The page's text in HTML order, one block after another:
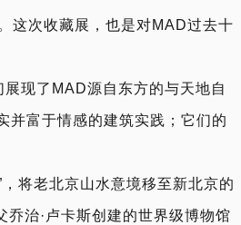
这次收藏展，也是对MAD过去十
现了MAD源自东方的与天地自
并富于情感的建筑实践；它们的
将老北京山水意境移至新北京的
乔治·卢卡斯创建的世界级博物馆